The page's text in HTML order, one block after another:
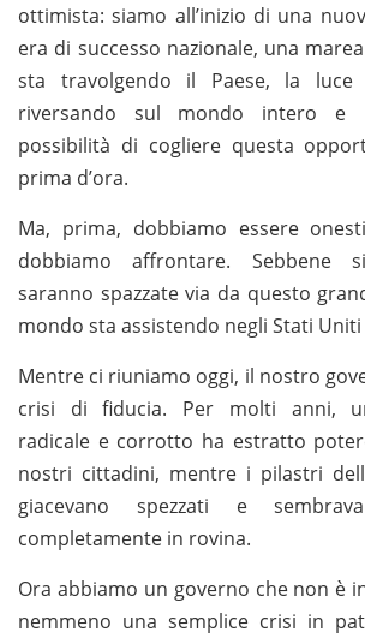
ottimista: siamo all’inizio di una
era di successo nazionale, una
sta travolgendo il Paese, la
riversando sul mondo intero e
possibilità di cogliere questa
prima d’ora.
Ma, prima, dobbiamo essere
dobbiamo affrontare. Sebbene
saranno spazzate via da questo
mondo sta assistendo negli Stati Uniti
Mentre ci riuniamo oggi, il nostro
crisi di fiducia. Per molti anni,
radicale e corrotto ha estratto
nostri cittadini, mentre i pilastri
giacevano spezzati e
completamente in rovina.
Ora abbiamo un governo che non è
nemmeno una semplice crisi in